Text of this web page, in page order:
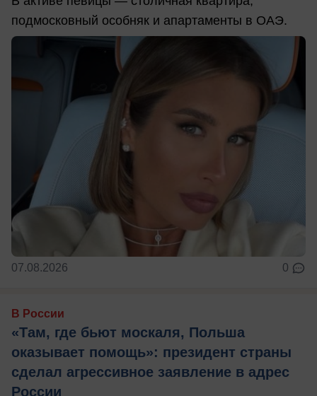
подмосковный особняк и апартаменты в ОАЭ.
07.08.2026 0
В России
«Там, где бьют москаля, Польша
оказывает помощь»: президент страны
сделал агрессивное заявление в адрес
России